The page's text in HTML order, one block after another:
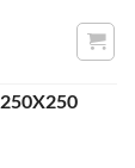
250X250